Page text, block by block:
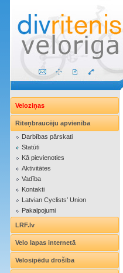
Veloziņas
Riteņbraucēju apvienība
Darbības pārskati
Statūti
Kā pievienoties
Aktivitātes
Vadība
Kontakti
Latvian Cyclists’ Union
Pakalpojumi
LRF.lv
Velo lapas internetā
Velosipēdu drošība